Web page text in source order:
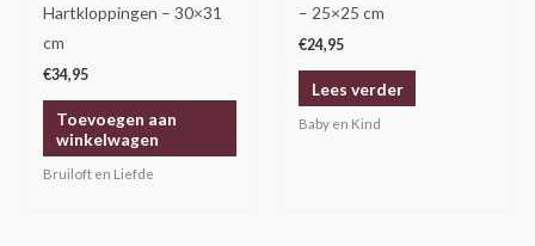
Hartkloppingen – 30×31
cm
€34,95
Toevoegen aan
winkelwagen
Bruiloft en Liefde
– 25×25 cm
€24,95
Lees verder
Baby en Kind